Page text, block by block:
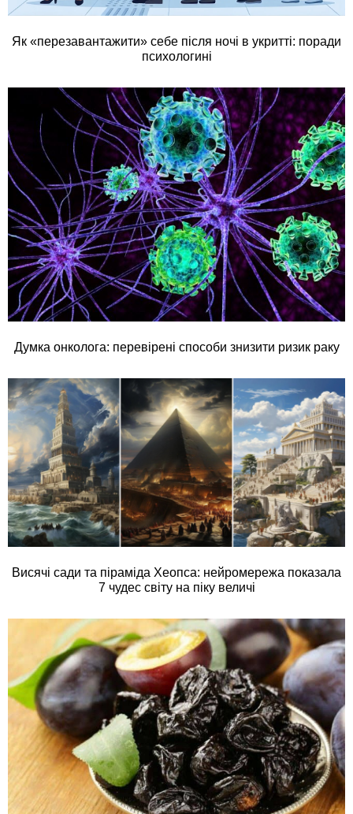
Як «перезавантажити» себе після ночі в укритті: поради
психологині
Думка онколога: перевірені способи знизити ризик раку
Висячі сади та піраміда Хеопса: нейромережа показала
7 чудес світу на піку величі